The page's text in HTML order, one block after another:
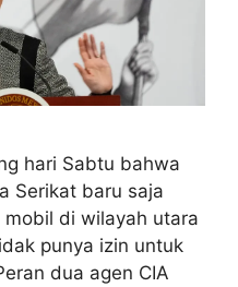
hari Sabtu bahwa
Serikat baru saja
di wilayah utara
punya izin untuk
dua agen CIA